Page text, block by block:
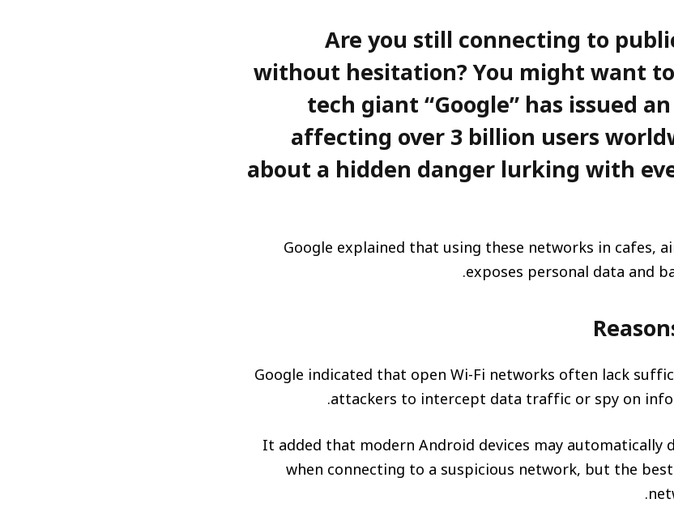
Are you still connecting to
without hesitation? You might want
tech giant “Google” has issued
affecting over 3 billion users
about a hidden danger lurking with
Google explained that using these networks in cafes,
exposes personal data and
Google indicated that open Wi-Fi networks often lack
attackers to intercept data traffic or spy on
It added that modern Android devices may automatically
when connecting to a suspicious network, but the